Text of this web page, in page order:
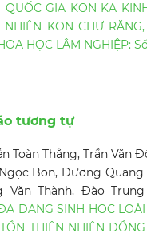
QUỐC GIA KON KA
NHIÊN KON CHƯ
HỌC LÂM NGHIỆP:
tương tự
Toàn Thắng, Trần Văn
Bon, Dương Quang
Văn Thành, Đào
DẠNG SINH HỌC LOÀI
THIÊN NHIÊN